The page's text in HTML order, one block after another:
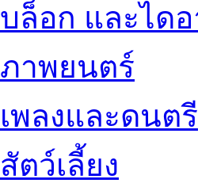
บล็อก และไดอ
ภาพยนตร์
เพลงและดนตรี
สัตว์เลี้ยง